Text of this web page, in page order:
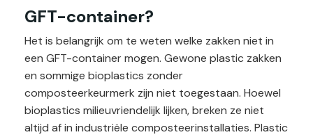
GFT-container?
Het is belangrijk om te weten welke zakken niet in
een GFT-container mogen. Gewone plastic zakken
en sommige bioplastics zonder
composteerkeurmerk zijn niet toegestaan. Hoewel
bioplastics milieuvriendelijk lijken, breken ze niet
altijd af in industriële composteerinstallaties. Plastic